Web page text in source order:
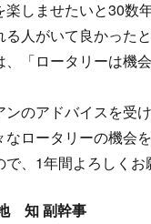
楽しませたいと30数
人がいて良かったと
、「ロータリーは機
ンのアドバイスを受
なロータリーの機会
、1年間よろしくお
知 副幹事